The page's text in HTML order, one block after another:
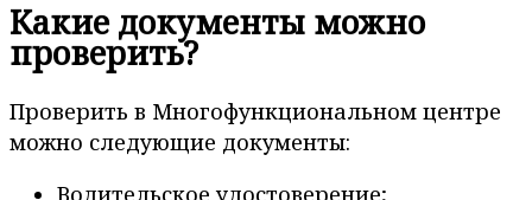
Какие документы можно
проверить?
Проверить в Многофункциональном центре
можно следующие документы:
Водительское удостоверение;